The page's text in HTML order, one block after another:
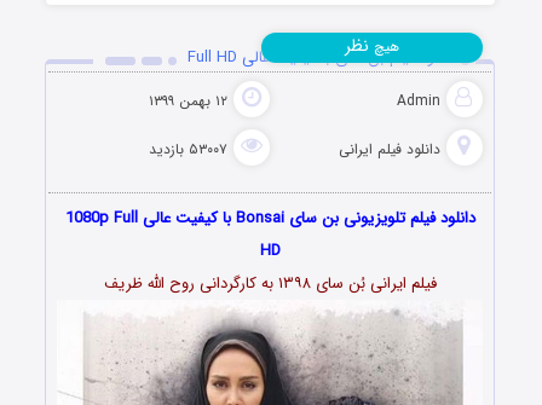
دانلود فیلم بُن سای با کیفیت عالی Full HD
Admin ۱۲ بهمن ۱۳۹۹
دانلود فیلم‌ ایرانی ۵۳۰۰۷ بازدید
هیچ نظر
دانلود فیلم تلویزیونی بن سای Bonsai با کیفیت عالی 1080p Full
HD
فیلم ایرانی بُن سای ۱۳۹۸ به کارگردانی روح الله ظریف